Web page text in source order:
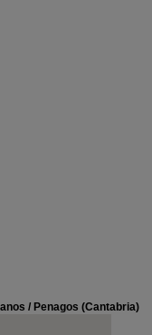
/ Penagos (Cantabria)